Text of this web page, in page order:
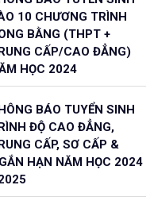
10 CHƯƠNG TRÌNH
BẰNG (THPT +
CẤP/CAO ĐẲNG)
HỌC 2024
BÁO TUYỂN SINH
ĐỘ CAO ĐẲNG,
CẤP, SƠ CẤP &
HẠN NĂM HỌC 2024